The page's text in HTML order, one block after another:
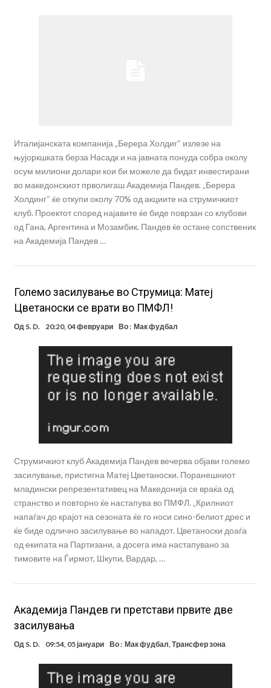
Италијанската компанија „Берера Холдиг“ излезе на
њујоркшката берза Насадк и на јавната понуда собра околу
осум милиони долари кои би можеле да бидат инвестирани
во македонскиот прволигаш Академија Пандев. „Берера
Холдинг“ ќе откупи околу 70% од акциите на струмичкиот
клуб. Проектот според најавите ќе биде поврзан со клубови
од Гана, Аргентина и Мозамбик. Пандев ќе остане сопственик
на Академија Пандев …
Големо засилување во Струмица: Матеј
Цветаноски се врати во ПМФЛ!
Од S. D. 20:20, 04 февруари Во : Мак фудбал
Струмичкиот клуб Академија Пандев вечерва објави големо
засилување, пристигна Матеј Цветаноски. Поранешниот
младински репрезентативец на Македонија се враќа од
странство и повторно ќе настапува во ПМФЛ. „Крилниот
напаѓач до крајот на сезоната ќе го носи сино-белиот дрес и
ќе биде одлично засилување во нападот. Цветаноски доаѓа
од екипата на Партизани, а досега има настапувано за
тимовите на Ѓирмот, Шкупи, Вардар, …
Академија Пандев ги претстави првите две
засилувања
Од S. D. 09:54, 05 јануари Во : Мак фудбал,Трансфер зона